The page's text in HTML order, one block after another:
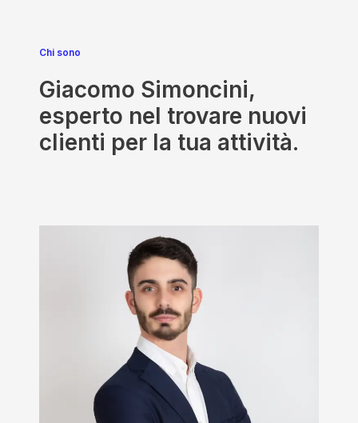
Chi sono
Giacomo Simoncini,
esperto nel trovare nuovi
clienti per la tua attività.